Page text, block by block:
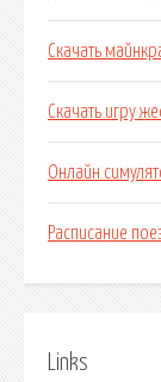
Скачать
Скачать игру
Онлайн
Расписание
Links